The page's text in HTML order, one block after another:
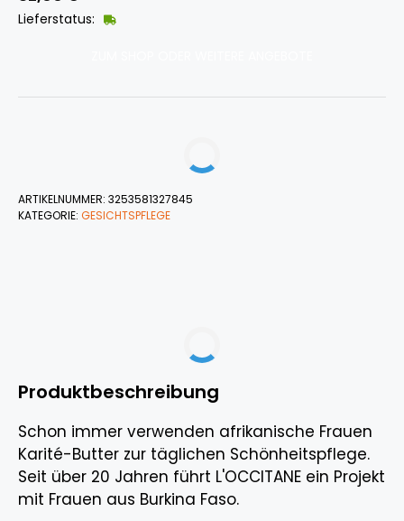
Lieferstatus:
ARTIKELNUMMER: 3253581327845
KATEGORIE: GESICHTSPFLEGE
Produktbeschreibung
Schon immer verwenden afrikanische Frauen
Karité-Butter zur täglichen Schönheitspflege.
Seit über 20 Jahren führt L'OCCITANE ein Projekt
mit Frauen aus Burkina Faso.